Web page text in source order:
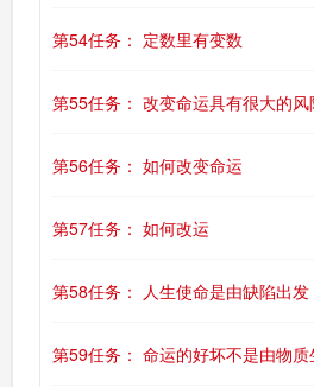
第54任务： 定数里有变数
第55任务： 改变命运具有很大的风
第56任务： 如何改变命运
第57任务： 如何改运
第58任务： 人生使命是由缺陷出
第59任务： 命运的好坏不是由物质